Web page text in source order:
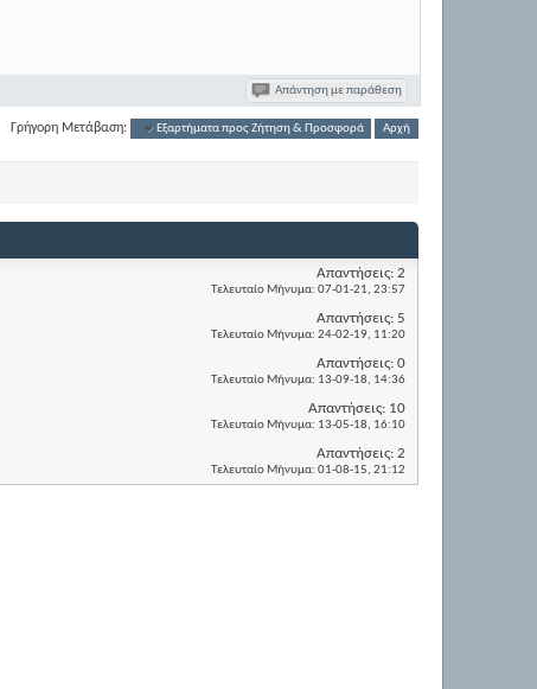
Απάντηση με παράθεση
Γρήγορη Μετάβαση: Εξαρτήματα προς Ζήτηση & Προσφορά Αρχή
Απαντήσεις:2
Τελευταίο Μήνυμα: 07-01-21, 23:57
Απαντήσεις:5
Τελευταίο Μήνυμα: 24-02-19, 11:20
Απαντήσεις:0
Τελευταίο Μήνυμα: 13-09-18, 14:36
Απαντήσεις:10
Τελευταίο Μήνυμα: 13-05-18, 16:10
Απαντήσεις:2
Τελευταίο Μήνυμα: 01-08-15, 21:12